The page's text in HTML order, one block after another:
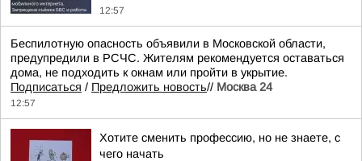
12:57
Беспилотную опасность объявили в Московской области,
предупредили в РСЧС. Жителям рекомендуется оставаться
дома, не подходить к окнам или пройти в укрытие.
Подписаться / Предложить новость// Москва 24
12:57
Хотите сменить профессию, но не знаете, с
чего начать